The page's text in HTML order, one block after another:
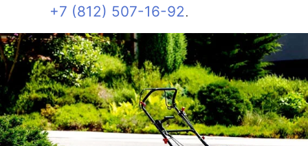
+7 (812) 507-16-92.